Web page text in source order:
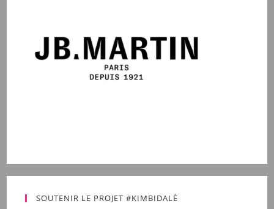
SOUTENIR LE PROJET #KIMBIDALÉ